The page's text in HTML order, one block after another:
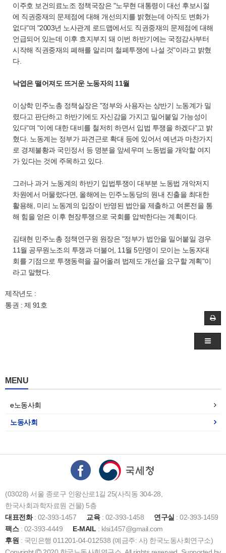
이주호 보건의료노조 정책국장은 "노무현 대통령이 대선 후보시절
에 직권중재의 문제점에 대해 개선의지를 밝혔는데 아직도 변화가
없다"며 "2003년 노사관계 로드맵에서도 직권중재의 문제점에 대해
언급되어 있는데 이후 흐지부지 돼 이번 하반기에는 국정감사부터
시작해 직권중재의 폐해를 알리며 철폐투쟁에 나설 것"이라고 밝혔
다.
낙엽은 떨어져도 뜨거운 노동자의 11월
이상학 민주노총 정책실장은 "정부와 사용자는 상반기 노동계가 밀
렸다고 판단하고 하반기에도 자신감을 가지고 밀어붙일 가능성이
있다"며 "이에 대한 대비를 철저히 하면서 입법 투쟁을 하겠다"고 밝
혔다. 노동계는 정부가 파견근로 확대 등에 있어서 예년과 마찬가지
로 경제불황과 국민정서 등 명분을 앞세우며 노동법을 개악할 여지
가 있다는 것에 주목하고 있다.
그러나 과거 노동계의 하반기 입법투쟁이 대부분 노동법 개악저지
차원에서 머물렀다면, 올해에는 민주노동당의 원내 진출을 최대한
활용해, 미리 노동계의 입장이 반영된 법안을 제출하고 여론전을 통
해 힘을 얻은 이후 현장투쟁으로 국회를 압박한다는 계획이다.
김태현 민주노총 정책연구원 원장은 "정부가 법안을 밀어붙일 경우
11월 공무원노조의 투쟁과 더불어, 11월 5만명이 모이는 노동자대
회를 기점으로 투쟁동력을 끌어올려 법제도 개선을 요구할 계획"이
라고 말했다.
제작년도 :
통권 : 제 91호
MENU
e노동사회
노동사회
(03028) 서울 종로구 인왕산로1길 25(사직동 304-28,
한국사회과학자료원 건물) 5층
대표전화: 02-393-1457 교육: 02-393-1458 연구실 : 02-393-1459
팩스: 02-393-4449 E-MAIL : klsi1457@gmail.com
후원 : 국민은행 011201-04-012538 (예금주: 사) 한국노동사회연구소)